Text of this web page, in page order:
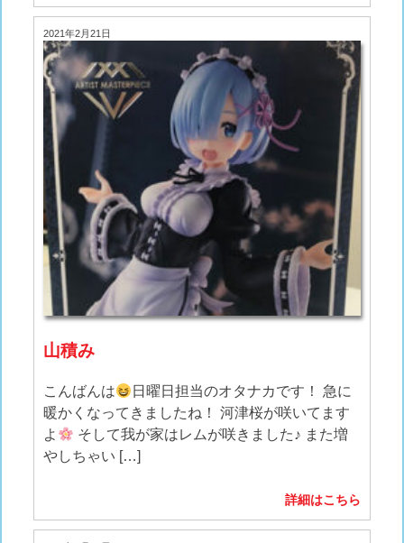
2021年2月21日
山積み
こんばんは
日曜日担当のオタナカです！ 急に
暖かくなってきましたね！ 河津桜が咲いてます
よ
そして我が家はレムが咲きました♪ また増
やしちゃい […]
詳細はこちら